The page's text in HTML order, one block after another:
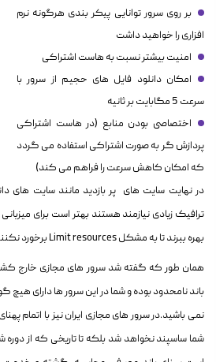
بر روی سرور توانایی پیکر بندی هرگونه نرم
افزاری را خواهید داشت
امنیت بیشتر نسبت به هاست اشتراکی
امکان دانلود فایل های حجیم از سرور با
سرعت 5 مگابایت بر ثانیه
اختصاصی بودن منابع (در هاست اشتراکی
پردازش گر به صورت اشتراکی استفاده می گردد
که امکان کاهش سرعت را فراهم می کند)
در نهایت سایت های پر بازدید مانند سایت های
ترافیک زیادی نیازمند هستند بهتر است برای
بهره ببرند تا به مشکل Limit resources برخورد نکنند.
همان طور که گفته شد سرور های مجازی خارج
باند نامحدود بوده و شما در این سرور ها دارای هیچ
نمی باشید.در سرور های مجازی ایران نیز با اتمام
شما ساسپند نخواهد شد بلکه تا تاریخی که از دوره